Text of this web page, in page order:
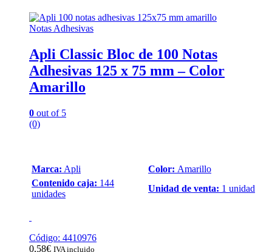
Notas Adhesivas
Apli Classic Bloc de 100 Notas
Adhesivas 125 x 75 mm – Color
Amarillo
0 out of 5
(0)
Marca: Apli Color: Amarillo
Contenido caja: 144
unidades
Unidad de venta: 1 unidad
Código: 4410976
0,58€ IVA incluido